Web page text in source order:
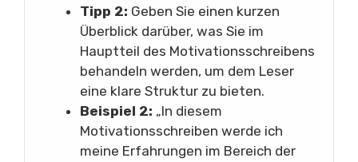
Tipp 2: Geben Sie einen kurzen
Überblick darüber, was Sie im
Hauptteil des Motivationsschreibens
behandeln werden, um dem Leser
eine klare Struktur zu bieten.
Beispiel 2: „In diesem
Motivationsschreiben werde ich
meine Erfahrungen im Bereich der